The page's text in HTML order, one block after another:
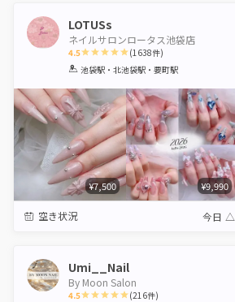
LOTUSs
ネイルサロンロータス池袋店
4.5
1 2 3 4 5
(1638件)
池袋駅・北池袋駅・要町駅
¥7,500 ¥9,990
空き状況 今日 △
Umi__Nail
By Moon Salon
4.5 (216件)